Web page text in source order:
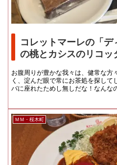
コレットマーレの「デ
の桃とカシスのリコッ
お腹周りが豊かな我々は、健常な方
く、淀んだ眼で常にお茶処を探して
バに座れたためし無しだな！なんな
ＭＭ・桜木町